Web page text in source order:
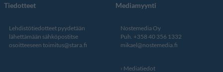
Tiedotteet
Lehdistötiedotteet pyydetään
lähettämään sähköpostitse
osoitteeseen toimitus@stara.fi
Mediamyynti
Nostemedia Oy
Puh. +358 40 356 1332
mikael@nostemedia.fi
Mediatiedot